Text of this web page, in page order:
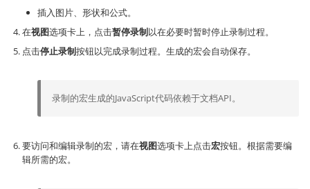
插入图片、形状和公式。
在视图选项卡上，点击暂停录制以在必要时暂时停止录制过程。
点击停止录制按钮以完成录制过程。生成的宏会自动保存。
录制的宏生成的JavaScript代码依赖于文档API。
要访问和编辑录制的宏，请在视图选项卡上点击宏按钮。根据需要编
辑所需的宏。